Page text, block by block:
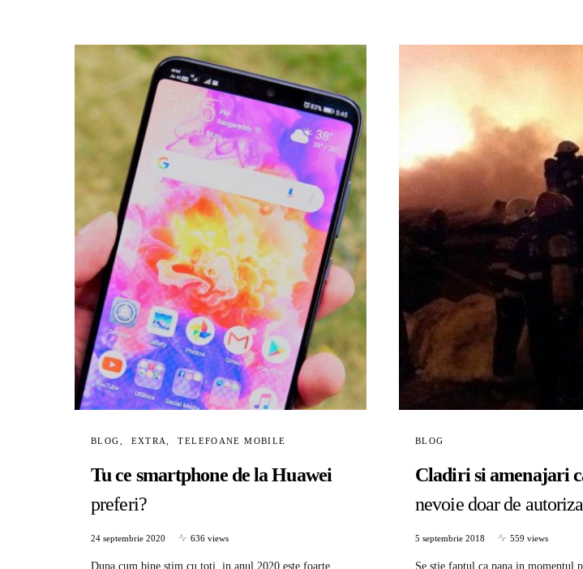
BLOG EXTRA TELEFOANE MOBILE
Tu ce smartphone de la Huawei
preferi?
24 septembrie 2020 636 views
Dupa cum bine stim cu toti, in anul 2020 este foarte
BLOG
Cladiri si amenajari
nevoie doar de
5 septembrie 2018 559 views
Se stie faptul ca pana in momentul